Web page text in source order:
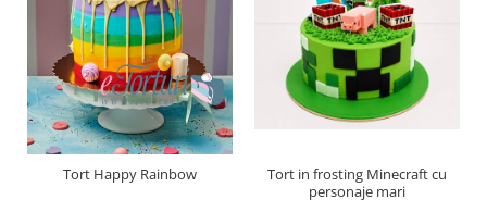
Tort Happy Rainbow
Tort in frosting Minecraft cu
personaje mari